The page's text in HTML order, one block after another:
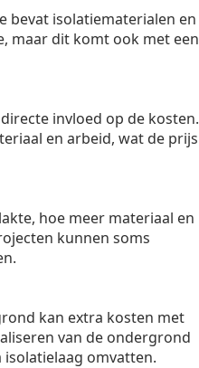
bevat isolatiematerialen en
maar dit komt ook met een
invloed op de kosten.
en arbeid, wat de prijs
hoe meer materiaal en
kunnen soms
kan extra kosten met
van de ondergrond
omvatten.